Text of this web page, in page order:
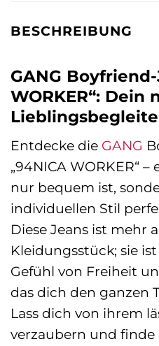
BESCHREIBUNG
GANG
WORKER“: Dein
Entdecke die GANG
„94NICA WORKER“
nur bequem ist,
individuellen Stil
Diese Jeans ist mehr
Kleidungsstück; sie
Gefühl von Freiheit
das dich den ganzen
Lass dich von ihrem
verzaubern und